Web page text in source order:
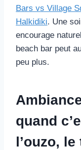
Bars vs Village
Halkidiki. Une
encourage
beach bar peut
peu plus.
quand
l’ouzo,